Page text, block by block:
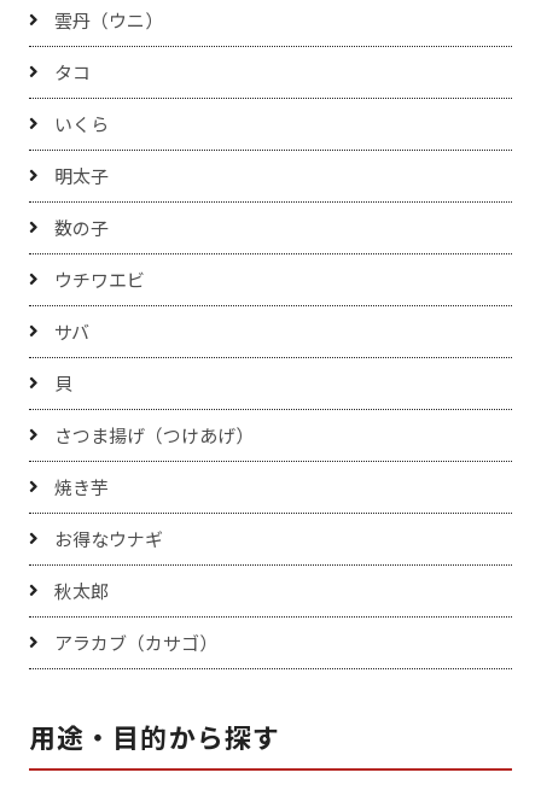
雲丹（ウニ）
タコ
いくら
明太子
数の子
ウチワエビ
サバ
貝
さつま揚げ（つけあげ）
焼き芋
お得なウナギ
秋太郎
アラカブ（カサゴ）
用途・目的から探す